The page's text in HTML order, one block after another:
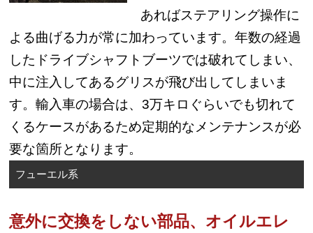
あればステアリング操作に
よる曲げる力が常に加わっています。年数の経過
したドライブシャフトブーツでは破れてしまい、
中に注入してあるグリスが飛び出してしまいま
す。輸入車の場合は、3万キロぐらいでも切れて
くるケースがあるため定期的なメンテナンスが必
要な箇所となります。
フューエル系
意外に交換をしない部品、オイルエレ